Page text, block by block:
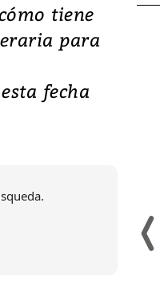
tiene
para
fecha
Terremoto
y graves